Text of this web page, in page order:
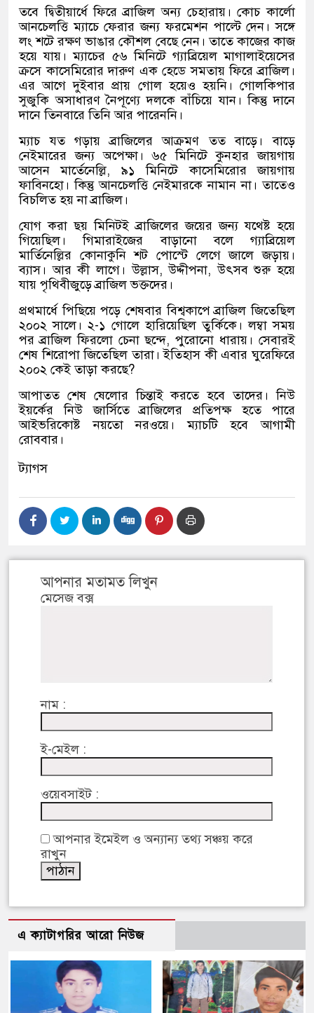
তবে দ্বিতীয়ার্ধে ফিরে ব্রাজিল অন্য চেহারায়। কোচ কার্লো
আনচেলত্তি ম্যাচে ফেরার জন্য ফরমেশন পাল্টে দেন। সঙ্গে
লং শটে রক্ষণ ভাঙার কৌশল বেছে নেন। তাতে কাজের কাজ
হয়ে যায়। ম্যাচের ৫৬ মিনিটে গ্যাব্রিয়েল মাগালাইয়েসের
ক্রসে কাসেমিরোর দারুণ এক হেডে সমতায় ফিরে ব্রাজিল।
এর আগে দুইবার প্রায় গোল হয়েও হয়নি। গোলকিপার
সুজুকি অসাধারণ নৈপূণ্যে দলকে বাঁচিয়ে যান। কিন্তু দানে
দানে তিনবারে তিনি আর পারেননি।
ম্যাচ যত গড়ায় ব্রাজিলের আক্রমণ তত বাড়ে। বাড়ে
নেইমারের জন্য অপেক্ষা। ৬৫ মিনিটে কুনহার জায়গায়
আসেন মার্তেনেল্লি, ৯১ মিনিটে কাসেমিরোর জায়গায়
ফাবিনহো। কিন্তু আনচেলত্তি নেইমারকে নামান না। তাতেও
বিচলিত হয় না ব্রাজিল।
যোগ করা ছয় মিনিটই ব্রাজিলের জয়ের জন্য যথেষ্ট হয়ে
গিয়েছিল। গিমারাইজের বাড়ানো বলে গ্যাব্রিয়েল
মার্তিনেল্লির কোনাকুনি শট পোস্টে লেগে জালে জড়ায়।
ব্যাস। আর কী লাগে। উল্লাস, উদ্দীপনা, উৎসব শুরু হয়ে
যায় পৃথিবীজুড়ে ব্রাজিল ভক্তদের।
প্রথমার্ধে পিছিয়ে পড়ে শেষবার বিশ্বকাপে ব্রাজিল জিতেছিল
২০০২ সালে। ২-১ গোলে হারিয়েছিল তুর্কিকে। লম্বা সময়
পর ব্রাজিল ফিরলো চেনা ছন্দে, পুরোনো ধারায়। সেবারই
শেষ শিরোপা জিতেছিল তারা। ইতিহাস কী এবার ঘুরেফিরে
২০০২ কেই তাড়া করছে?
আপাতত শেষ ষেলোর চিন্তাই করতে হবে তাদের। নিউ
ইয়র্কের নিউ জার্সিতে ব্রাজিলের প্রতিপক্ষ হতে পারে
আইভরিকোষ্ট নয়তো নরওয়ে। ম্যাচটি হবে আগামী
রোববার।
ট্যাগস
আপনার মতামত লিখুন
মেসেজ বক্স
নাম :
ই-মেইল :
ওয়েবসাইট :
আপনার ইমেইল ও অন্যান্য তথ্য সঞ্চয় করে
রাখুন
এ ক্যাটাগরির আরো নিউজ